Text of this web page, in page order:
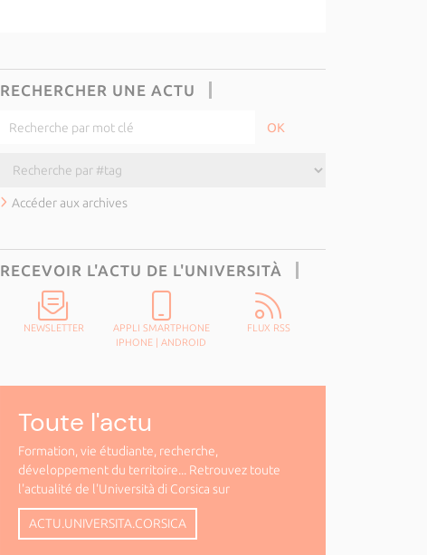
RECHERCHER UNE ACTU
Accéder aux archives
RECEVOIR L'ACTU DE L'UNIVERSITÀ
NEWSLETTER
APPLI SMARTPHONE
IPHONE |ANDROID
FLUX RSS
Toute l'actu
Formation, vie étudiante, recherche,
développement du territoire... Retrouvez toute
l'actualité de l'Università di Corsica sur
ACTU.UNIVERSITA.CORSICA